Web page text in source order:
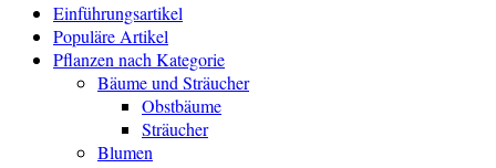
Einführungsartikel
Populäre Artikel
Pflanzen nach Kategorie
Bäume und Sträucher
Obstbäume
Sträucher
Blumen